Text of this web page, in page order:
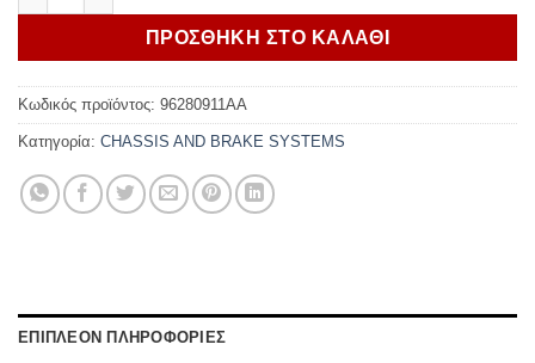
ΠΡΟΣΘΗΚΗ ΣΤΟ ΚΑΛΑΘΙ
Κωδικός προϊόντος: 96280911AA
Κατηγορία: CHASSIS AND BRAKE SYSTEMS
ΕΠΙΠΛΕΟΝ ΠΛΗΡΟΦΟΡΙΕΣ